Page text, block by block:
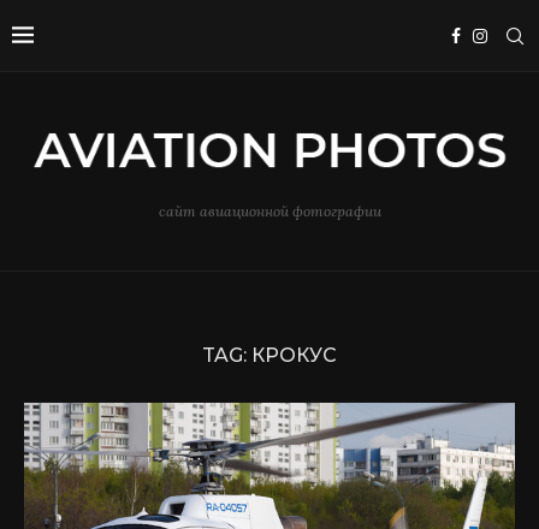
сайт авиационной фотографии
TAG: КРОКУС